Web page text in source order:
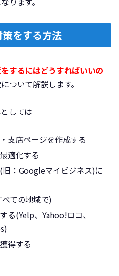
をする方法
するにはどうすればいいの
ついて解説します。
しては
支店ページを作成する
適化する
旧：Googleマイビジネス)に
ての地域で)
る(Yelp、Yahoo!ロコ、
得する